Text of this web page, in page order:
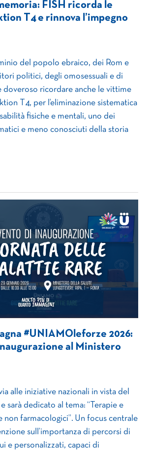
FISH ricorda le
T4 e rinnova l’impegno
del popolo ebraico, dei Rom e
politici, degli omosessuali e di
doveroso ricordare anche le vittime
T4, per l’eliminazione sistematica
fisiche e mentali, uno dei
e meno conosciuti della storia
#UNIAMOleforze 2026:
al Ministero
alle iniziative nazionali in vista del
e sarà dedicato al tema: “Terapie e
non farmacologici”. Un focus centrale
sull’importanza di percorsi di
e personalizzati, capaci di